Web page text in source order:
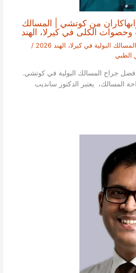
من كوتشي | المسالك
وحصوات الكلى في كيرلا، الهند
البولية في كيرلا، الهند 2026
/
الطبي
أفضل جراح المسالك البولية في كوتشي.
المسالك، يعتبر الدكتور سانديب